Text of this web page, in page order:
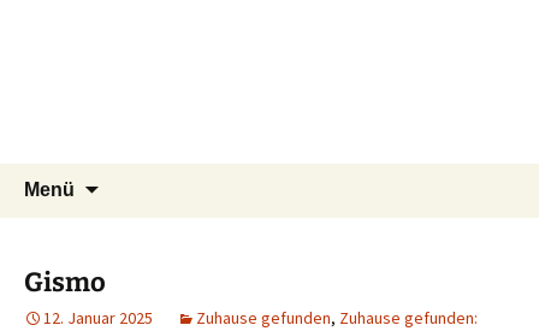
Tier Natur und Artenschutz
Siebengebirge e.V.
Tierschutzverein seit 1985 im
Siebengebirge – Orscheider
Menü
Gismo
12. Januar 2025 Zuhause gefunden, Zuhause gefunden: